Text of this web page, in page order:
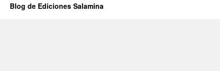
Blog de Ediciones Salamina